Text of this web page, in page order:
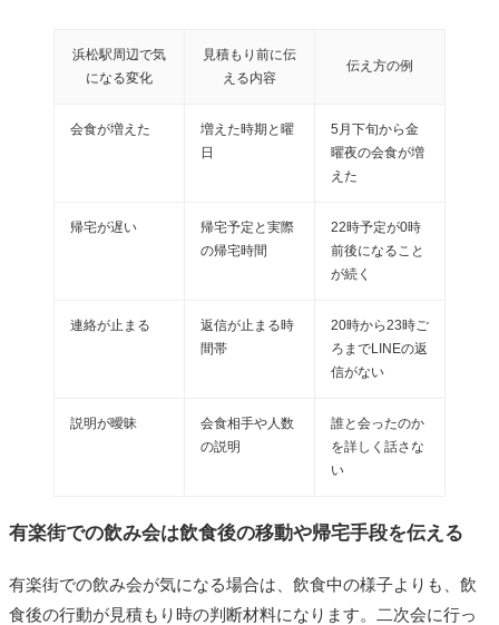
浜松駅周辺で気
になる変化
見積もり前に伝
える内容
伝え方の例
会食が増えた
増えた時期と曜
日
5月下旬から金
曜夜の会食が増
えた
帰宅が遅い
帰宅予定と実際
の帰宅時間
22時予定が0時
前後になること
が続く
連絡が止まる
返信が止まる時
間帯
20時から23時ご
ろまでLINEの返
信がない
説明が曖昧
会食相手や人数
の説明
誰と会ったのか
を詳しく話さな
い
有楽街での飲み会は飲食後の移動や帰宅手段を伝える
有楽街での飲み会が気になる場合は、飲食中の様子よりも、飲
食後の行動が見積もり時の判断材料になります。二次会に行っ